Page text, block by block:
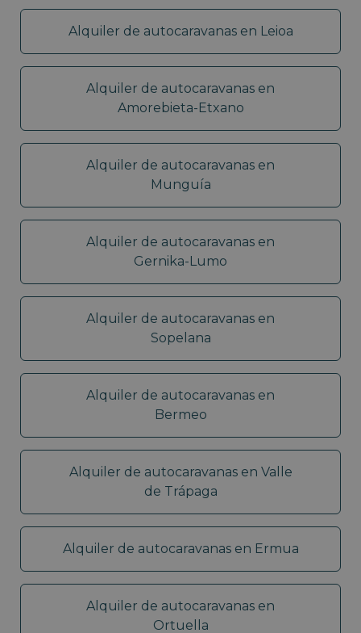
Alquiler de autocaravanas en Leioa
Alquiler de autocaravanas en
Amorebieta-Etxano
Alquiler de autocaravanas en
Munguía
Alquiler de autocaravanas en
Gernika-Lumo
Alquiler de autocaravanas en
Sopelana
Alquiler de autocaravanas en
Bermeo
Alquiler de autocaravanas en Valle
de Trápaga
Alquiler de autocaravanas en Ermua
Alquiler de autocaravanas en
Ortuella